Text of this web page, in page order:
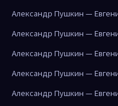
Александр Пушкин —
Александр Пушкин —
Александр Пушкин —
Александр Пушкин —
Александр Пушкин —